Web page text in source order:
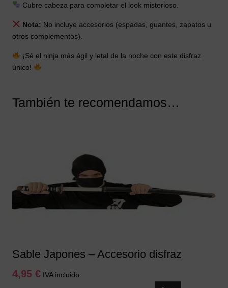
Cubre cabeza para completar el look misterioso.
Nota: No incluye accesorios (espadas, guantes, zapatos u
otros complementos).
¡Sé el ninja más ágil y letal de la noche con este disfraz
único!
También te recomendamos…
Sable Japones – Accesorio disfraz
4,95 € IVA incluido